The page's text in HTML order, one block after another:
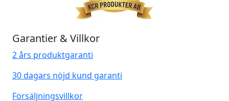
Garantier & Villkor
2 års produktgaranti
30 dagars nöjd kund garanti
Försäljningsvillkor